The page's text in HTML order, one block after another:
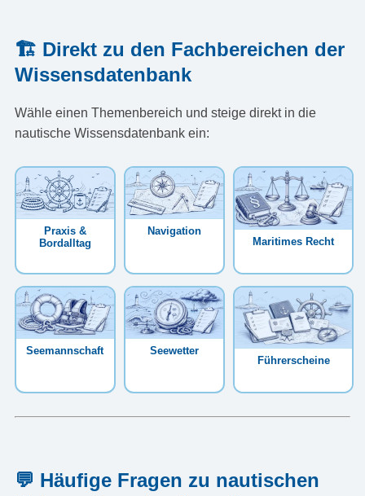
🏗️ Direkt zu den Fachbereichen der
Wissensdatenbank
Wähle einen Themenbereich und steige direkt in die
nautische Wissensdatenbank ein:
Praxis &
Bordalltag
Navigation
Maritimes Recht
Seemannschaft
Seewetter
Führerscheine
💬 Häufige Fragen zu nautischen